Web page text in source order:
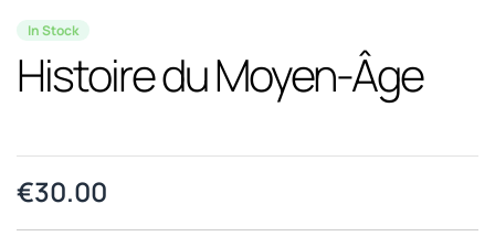
In Stock
Histoire du Moyen-Âge
€30.00